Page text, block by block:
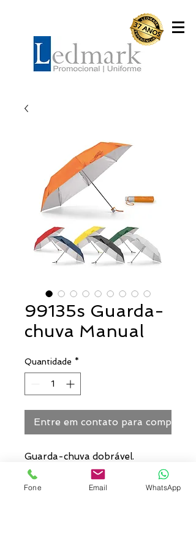
99135s Guarda-
chuva Manual
Quantidade *
Entre em contato para comprar
Guarda-chuva dobrável.
Poliéster 190T. Dobrável em 3
seções. Fornecido em bolsa.
Fone Email WhatsApp